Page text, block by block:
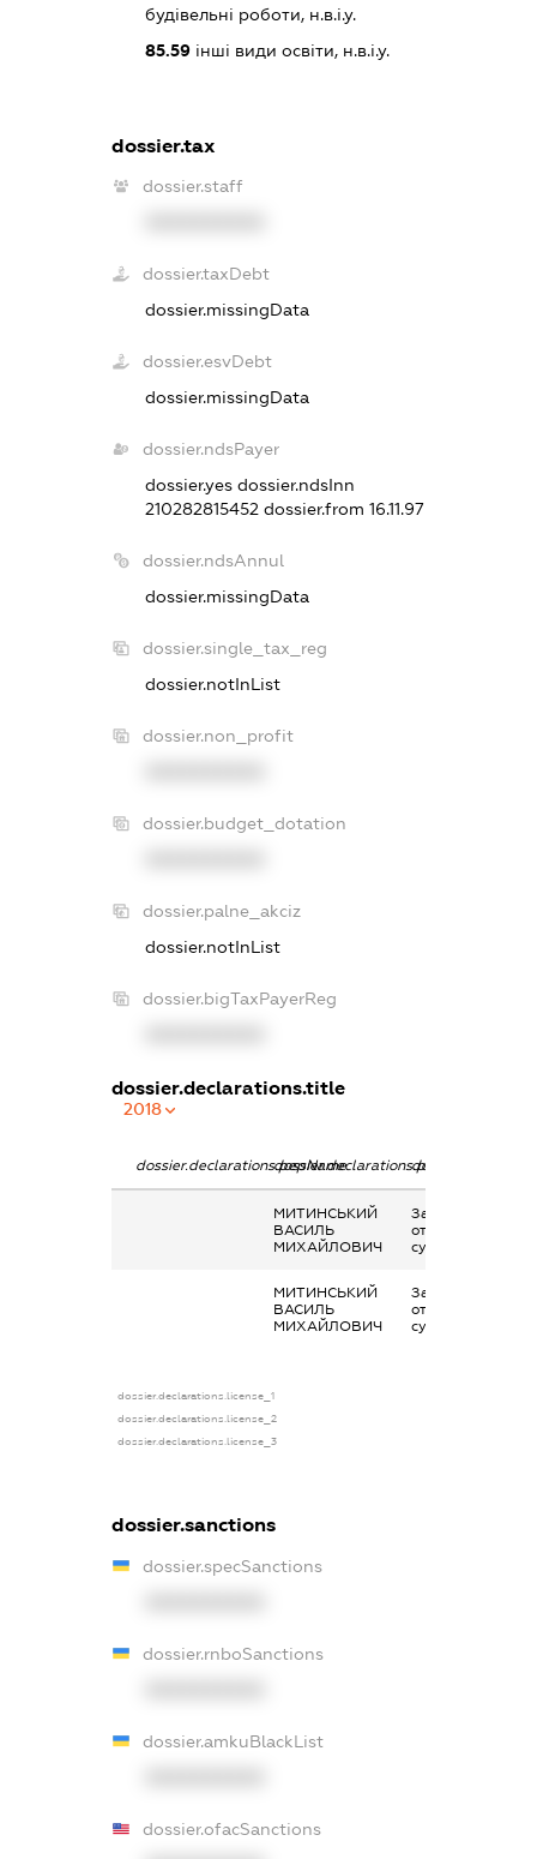
будівельні роботи, н.в.і.у.
85.59інші види освіти, н.в.і.у.
dossier.tax
dossier.staff
dossier.taxDebt
dossier.missingData
dossier.esvDebt
dossier.missingData
dossier.ndsPayer
dossier.yes dossier.ndsInn
210282815452 dossier.from 16.11.97
dossier.ndsAnnul
dossier.missingData
dossier.single_tax_reg
dossier.notInList
dossier.non_profit
dossier.budget_dotation
dossier.palne_akciz
dossier.notInList
dossier.bigTaxPayerReg
dossier.declarations.title
2018
dossier.declarations.pepNamedossier.declarations.personName
МИТИНСЬКИЙ
ВАСИЛЬ
МИХАЙЛОВИЧ
Заробітна плата
отримана за
сумісництвом
МИТИНСЬКИЙ
ВАСИЛЬ
МИХАЙЛОВИЧ
Заробітна плата
отримана за
сумісництвом
dossier.declarations.license_1
dossier.declarations.license_2
dossier.declarations.license_3
dossier.sanctions
dossier.specSanctions
dossier.rnboSanctions
dossier.amkuBlackList
dossier.ofacSanctions